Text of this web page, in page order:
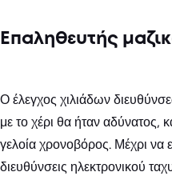
Επαληθευτής
Ο έλεγχος χιλιάδων
με το χέρι θα ήταν αδύνατος,
γελοία χρονοβόρος. Μέχρι να
διευθύνσεις ηλεκτρονικού